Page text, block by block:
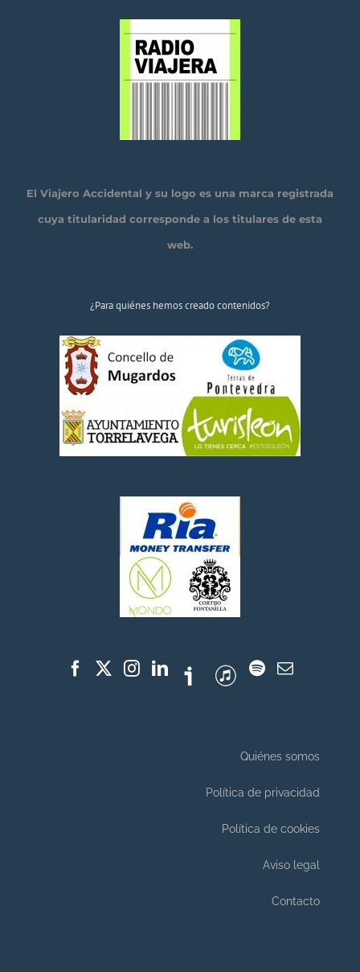
El Viajero Accidental y su logo es una marca registrada
cuya titularidad corresponde a los titulares de esta
web.
¿Para quiénes hemos creado contenidos?
Quiénes somos
Política de privacidad
Política de cookies
Aviso legal
Contacto